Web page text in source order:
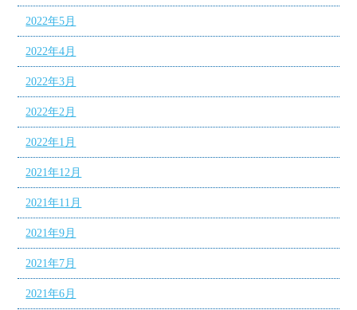
2022年5月
2022年4月
2022年3月
2022年2月
2022年1月
2021年12月
2021年11月
2021年9月
2021年7月
2021年6月